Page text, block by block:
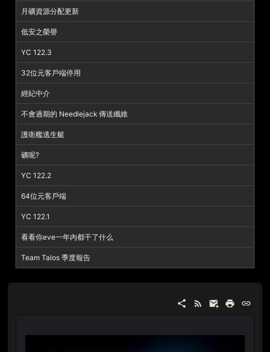
月礦資源分配更新
低安之榮譽
YC 122.3
32位元客戶端停用
經紀中介
不會過期的 Needlejack 傳送纖維
護衛艦逃生艇
礦呢?
YC 122.2
64位元客戶端
YC 122.1
看看你eve一年內都干了什么
Team Talos 季度報告